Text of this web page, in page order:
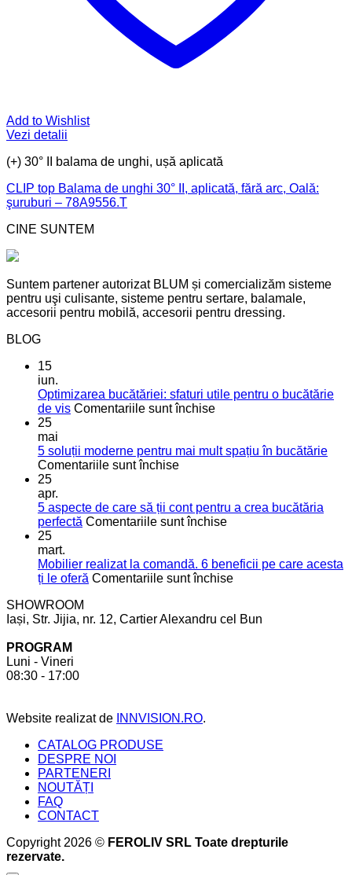
Add to Wishlist
Vezi detalii
(+) 30° II balama de unghi, ușă aplicată
CLIP top Balama de unghi 30° II, aplicată, fără arc, Oală:
şuruburi – 78A9556.T
CINE SUNTEM
Suntem partener autorizat BLUM și comercializăm sisteme
pentru uşi culisante, sisteme pentru sertare, balamale,
accesorii pentru mobilă, accesorii pentru dressing.
BLOG
15
iun.
Optimizarea bucătăriei: sfaturi utile pentru o bucătărie
de vis Comentariile sunt închisepentru
sfaturi
bucătărie
de
25
mai
5 soluții moderne pentru mai mult spațiu în bucătărie
Comentariile sunt închisepentru
moderne
pentru
spațiu
în
25
apr.
5 aspecte de care să ții cont pentru a crea bucătăria
perfectă Comentariile sunt închisepentru
de
care
cont
25
mart.
Mobilier realizat la comandă. 6 beneficii pe care acesta
ți le oferă Comentariile sunt închisepentru
la
SHOWROOM
Iași, Str. Jijia, nr. 12, Cartier Alexandru cel Bun
PROGRAM
Luni - Vineri
08:30 - 17:00
Website realizat de INNVISION.RO.
CATALOG PRODUSE
DESPRE NOI
PARTENERI
NOUTĂȚI
FAQ
CONTACT
Copyright 2026 © FEROLIV SRL Toate drepturile
rezervate.